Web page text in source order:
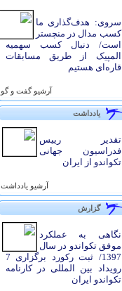
سروی: هدف‌گذاری ما
کسب مدال در منچستر
است/ دنبال کسب سهمیه
المپیک از طریق مسابقات
قاره‌ای هستیم
آرشيو گفت و گو
یادداشت
تقدیر رییس
فدراسیون جهانی
تکواندو از ایران
آرشيو یادداشت
گزارش
نگاهی به عملکرد
موفق تکواندو در سال
1397/ ثبت رکورد برگزاری 7
رویداد بین المللی در کارنامه
تکواندو ایران